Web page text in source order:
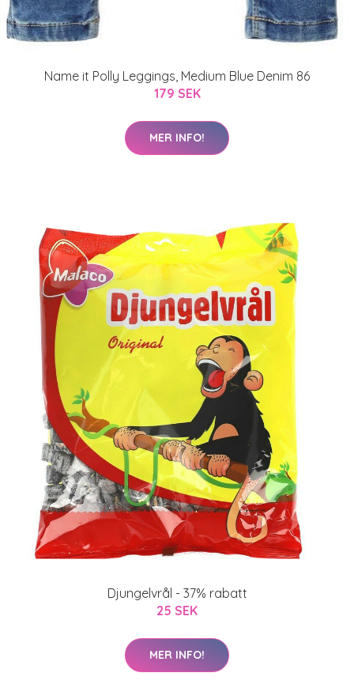
Name it Polly Leggings, Medium Blue Denim 86
179 SEK
MER INFO!
Djungelvrål - 37% rabatt
25 SEK
MER INFO!